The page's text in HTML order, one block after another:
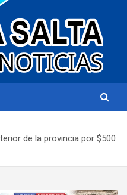
de la provincia por $500